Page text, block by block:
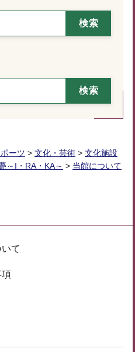
ーツ > 文化・芸術 > 文化施設
～I・RA・KA～ > 当館について
て
項